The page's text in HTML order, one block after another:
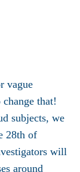
vague
that!
subjects, we
28th of
will
around